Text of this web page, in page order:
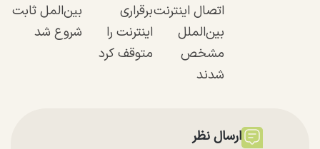
اتصال اینترنت
بین‌الملل
مشخص
شدند
برقراری
اینترنت را
متوقف کرد
بین‌المل ثابت
شروع شد
ارسال نظر